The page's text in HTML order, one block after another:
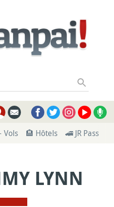
Vols 🏨 Hôtels 🚄 JR Pass
LYNN